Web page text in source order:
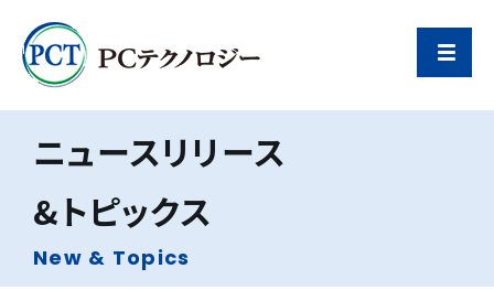
ニュースリリース
&トピックス
New & Topics